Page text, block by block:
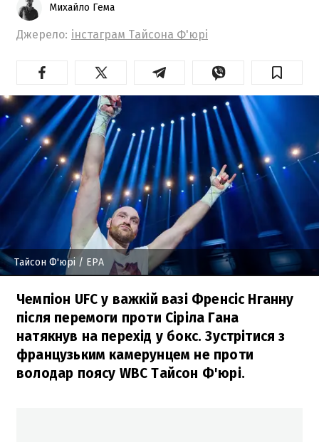
Михайло Гема
Джерело: інстаграм Тайсона Ф'юрі
Тайсон Ф'юрі / EPA
Чемпіон UFC у важкій вазі Френсіс Нганну
після перемоги проти Сіріла Гана
натякнув на перехід у бокс. Зустрітися з
французьким камерунцем не проти
володар поясу WBC Тайсон Ф'юрі.